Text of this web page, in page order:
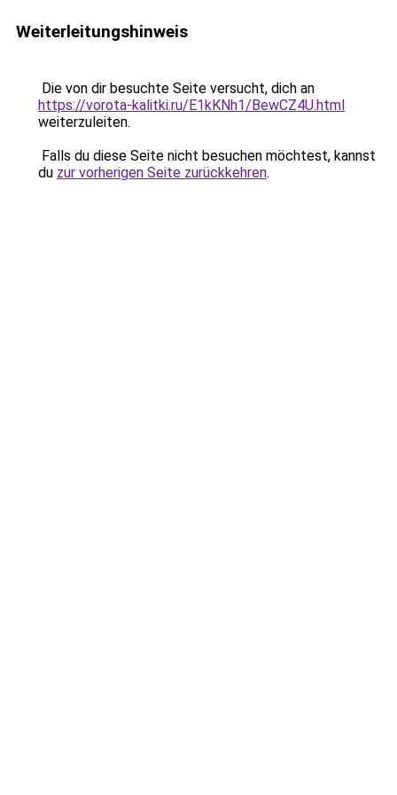
Weiterleitungshinweis
Die von dir besuchte Seite versucht, dich an
https://vorota-kalitki.ru/E1kKNh1/BewCZ4U.html
weiterzuleiten.
Falls du diese Seite nicht besuchen möchtest, kannst
du zur vorherigen Seite zurückkehren.